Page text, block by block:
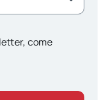
come